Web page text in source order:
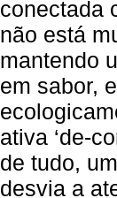
conectada
não está
mantendo
em sabor,
ativa ‘de-
de tudo,
desvia a